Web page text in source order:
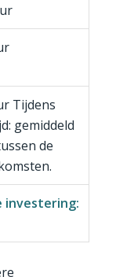
Tijdens
gemiddeld
de
investering: